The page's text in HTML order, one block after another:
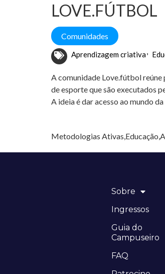
LOVE.FÚTBOL
Comunidades
Aprendizagem criativa
A comunidade Love.fútbol reúne
de esporte que são executados
A ideia é dar acesso ao mundo
Metodologias
Sobre
Ingressos
Guia do
Campuseiro
FAQ